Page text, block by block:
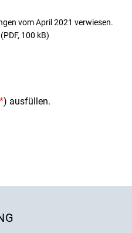
vom April 2021 verwiesen.
(PDF, 100 kB)
*) ausfüllen.